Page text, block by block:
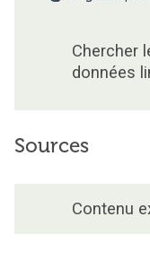
Chercher
données
Sources
Contenu